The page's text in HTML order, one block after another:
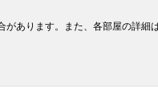
あります。また、各部屋の詳細